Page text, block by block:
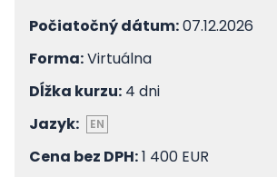
Počiatočný dátum:07.12.2026
Forma:Virtuálna
Dĺžka kurzu: 4 dni
Jazyk:
EN
Cena bez DPH:1 400 EUR